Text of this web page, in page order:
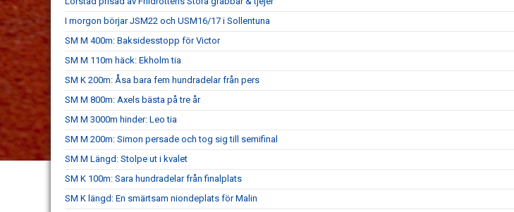
I morgon börjar JSM22 och USM16/17 i Sollentuna
SM M 400m: Baksidesstopp för Victor
SM M 110m häck: Ekholm tia
SM K 200m: Åsa bara fem hundradelar från pers
SM M 800m: Axels bästa på tre år
SM M 3000m hinder: Leo tia
SM M 200m: Simon persade och tog sig till semifinal
SM M Längd: Stolpe ut i kvalet
SM K 100m: Sara hundradelar från finalplats
SM K längd: En smärtsam niondeplats för Malin